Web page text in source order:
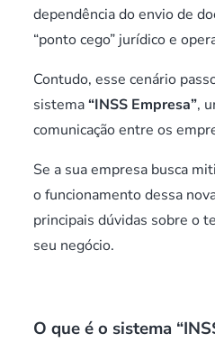
dependência do envio de
“ponto cego” jurídico e
Contudo, esse cenário
sistema“INSS Empresa”,
comunicação entre os
Se a sua empresa busca
o funcionamento dessa
principais dúvidas sobre o
seu negócio.
O que é o sistema